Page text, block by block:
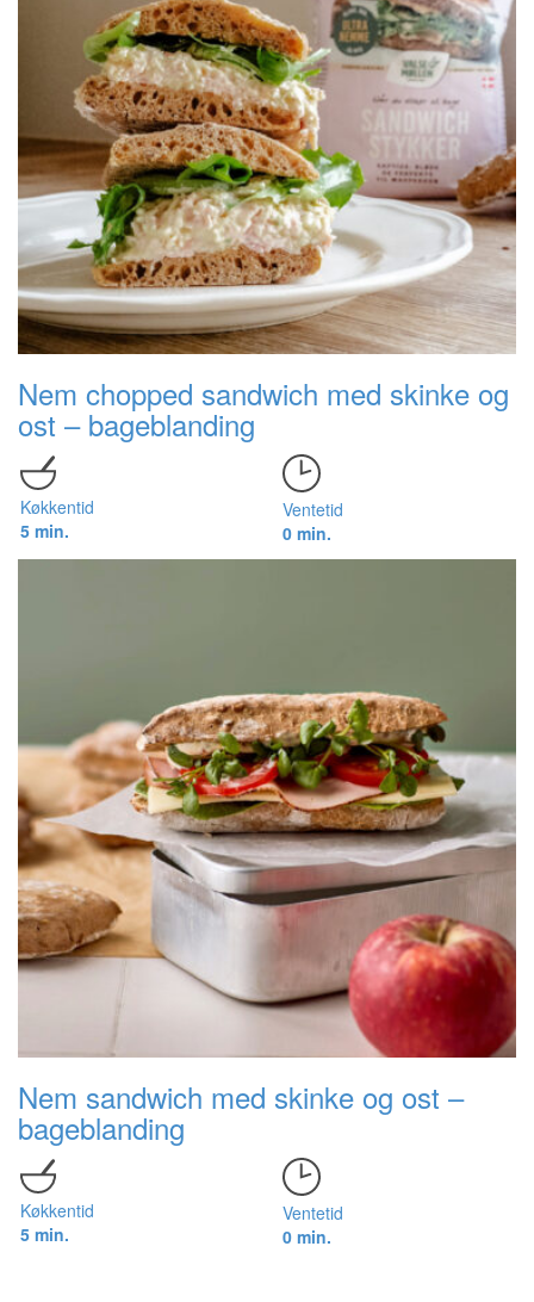
Nem chopped sandwich med skinke og
ost – bageblanding
Køkkentid
5 min.
Ventetid
0 min.
Nem sandwich med skinke og ost –
bageblanding
Køkkentid
5 min.
Ventetid
0 min.